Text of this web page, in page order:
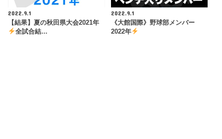
2022.9.1
【結果】夏の秋田県大会2021年
全試合結…
2022.9.1
《大館国際》野球部メンバー
2022年